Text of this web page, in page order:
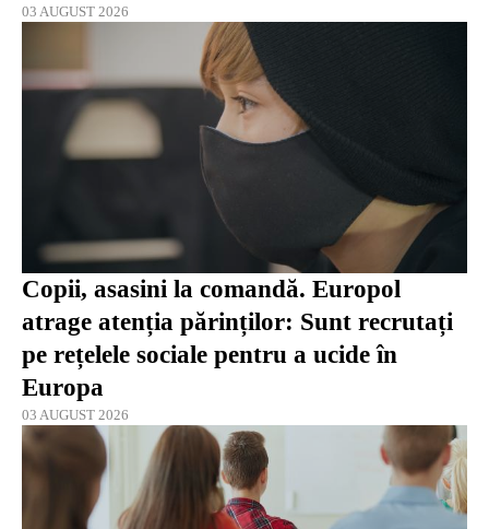
03 AUGUST 2026
Copii, asasini la comandă. Europol
atrage atenția părinților: Sunt recrutați
pe rețelele sociale pentru a ucide în
Europa
03 AUGUST 2026